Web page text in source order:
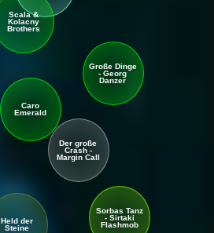
No mistakes in
Scala &
Kolacny
Brothers
Große Dinge
- Georg
Danzer
Caro
Emerald
Der große
Crash -
Margin Call
Held der
Steine
Sorbas Tanz
- Sirtaki
Flashmob